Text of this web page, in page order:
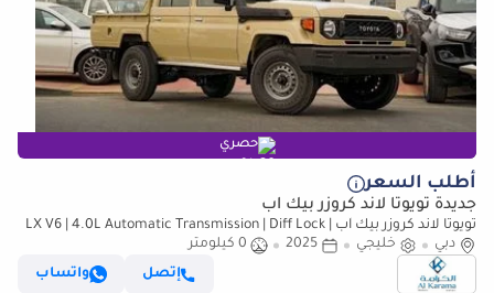
حصري
أطلب السعر
جديدة تويوتا لاند كروزر بيك آب
تويوتا لاند كروزر بيك آب LX V6 | 4.0L Automatic Transmission | Diff Lock |
40th Anniversary Edition | GCC
دبي خليجي 2025
0 كيلومتر
إتصل
واتساب